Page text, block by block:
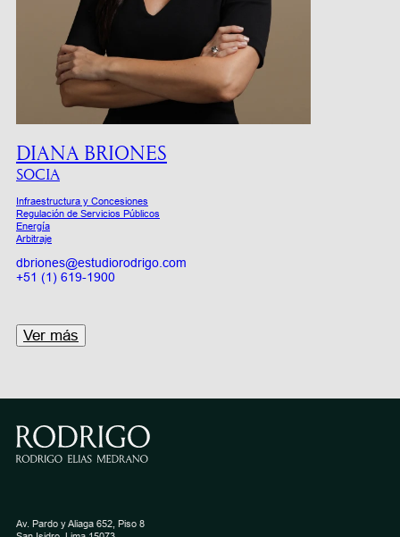
DIANA BRIONES
SOCIA
Infraestructura y Concesiones
Regulación de Servicios Públicos
Energía
Arbitraje
dbriones@estudiorodrigo.com
+51 (1) 619-1900
Ver más
Av. Pardo y Aliaga 652, Piso 8